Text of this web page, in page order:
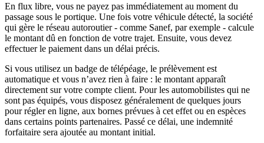
En flux libre, vous ne payez pas immédiatement au moment du
passage sous le portique. Une fois votre véhicule détecté, la société
qui gère le réseau autoroutier - comme Sanef, par exemple - calcule
le montant dû en fonction de votre trajet. Ensuite, vous devez
effectuer le paiement dans un délai précis.
Si vous utilisez un badge de télépéage, le prélèvement est
automatique et vous n’avez rien à faire : le montant apparaît
directement sur votre compte client. Pour les automobilistes qui ne
sont pas équipés, vous disposez généralement de quelques jours
pour régler en ligne, aux bornes prévues à cet effet ou en espèces
dans certains points partenaires. Passé ce délai, une indemnité
forfaitaire sera ajoutée au montant initial.